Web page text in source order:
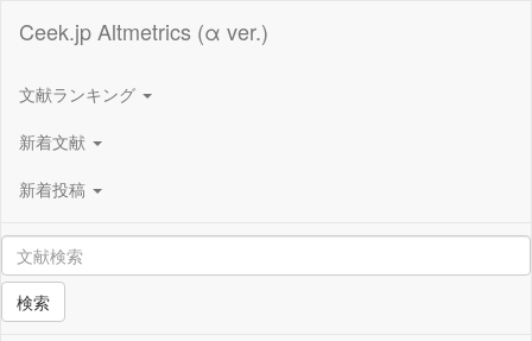
Ceek.jp Altmetrics (α ver.)
文献ランキング
新着文献
新着投稿
検索